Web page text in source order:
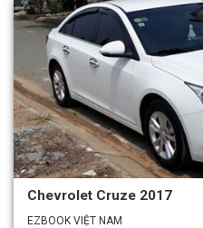
Chevrolet Cruze 2017
EZBOOK VIỆT NAM